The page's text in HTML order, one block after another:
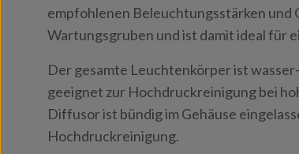
empfohlenen Beleuchtungsstärken und
Wartungsgruben und ist damit ideal für
Der gesamte Leuchtenkörper ist
geeignet zur Hochdruckreinigung bei
Diffusor ist bündig im Gehäuse
Hochdruckreinigung.